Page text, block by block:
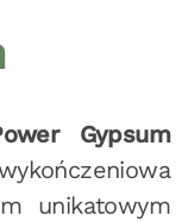
Gypsum
unikatowym